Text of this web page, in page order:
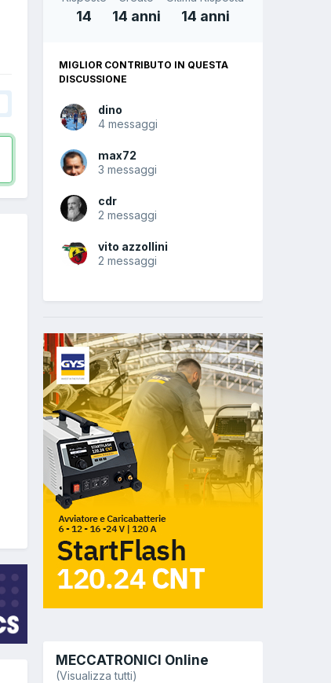
14 14 anni 14 anni
MIGLIOR CONTRIBUTO IN QUESTA
DISCUSSIONE
dino
4 messaggi
max72
3 messaggi
cdr
2 messaggi
vito azzollini
2 messaggi
MECCATRONICI Online
(Visualizza tutti)